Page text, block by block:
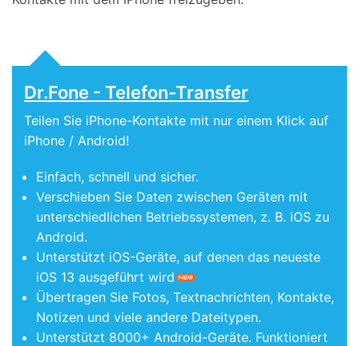
Dr.Fone - Telefon-Transfer
Teilen Sie iPhone-Kontakte mit nur einem Klick auf
iPhone / Android!
Einfach, schnell und sicher.
Verschieben Sie Daten zwischen Geräten mit
unterschiedlichen Betriebssystemen, z. B. iOS zu
Android.
Unterstützt iOS-Geräte, auf denen das neueste
iOS 13 ausgeführt wird
Übertragen Sie Fotos, Textnachrichten, Kontakte,
Notizen und viele andere Dateitypen.
Unterstützt 8000+ Android-Geräte. Funktioniert